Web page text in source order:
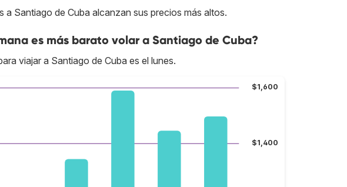
a Santiago de Cuba alcanzan sus precios más altos.
es más barato volar a Santiago de Cuba?
viajar a Santiago de Cuba es el lunes.
$1,400
$1,600